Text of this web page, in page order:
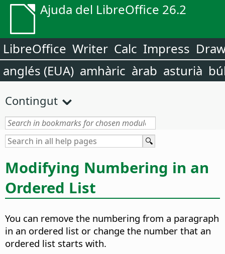
Ajuda del LibreOffice 26.2
LibreOffice Writer Calc Impress
anglés (EUA) amhàric àrab asturià
Contingut
Modifying Numbering in an
Ordered List
You can remove the numbering from a paragraph
in an ordered list or change the number that an
ordered list starts with.